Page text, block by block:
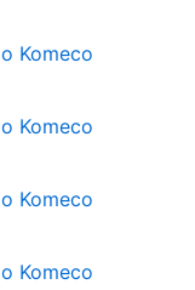
Komeco
Komeco
Komeco
Komeco